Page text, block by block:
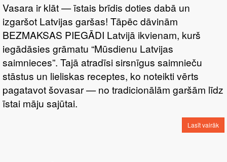
Vasara ir klāt — īstais brīdis doties dabā un
izgaršot Latvijas garšas! Tāpēc dāvinām
BEZMAKSAS PIEGĀDI Latvijā ikvienam, kurš
iegādāsies grāmatu “Mūsdienu Latvijas
saimnieces”. Tajā atradīsi sirsnīgus saimnieču
stāstus un lieliskas receptes, ko noteikti vērts
pagatavot šovasar — no tradicionālām garšām līdz
īstai māju sajūtai.
Lasīt vairāk